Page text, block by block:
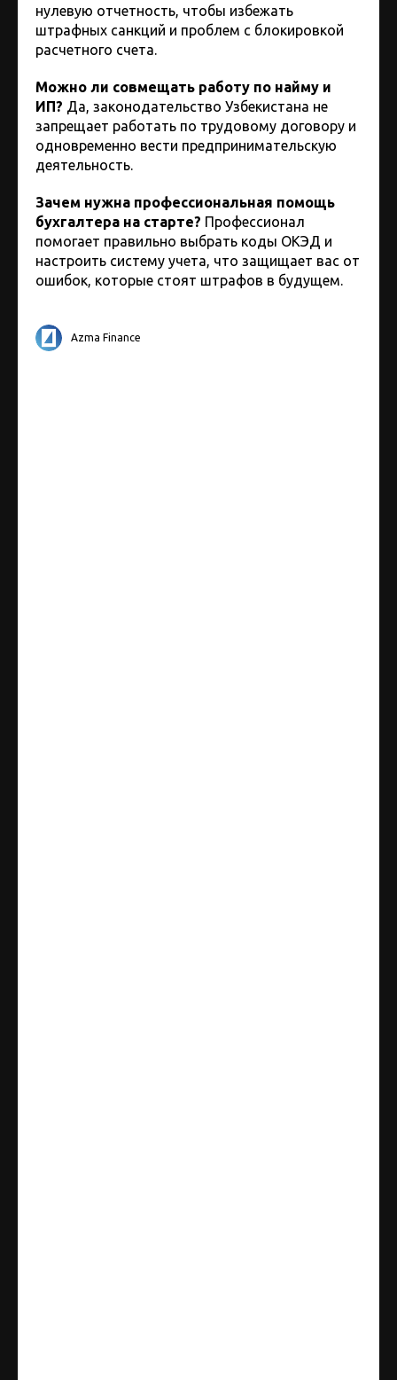
нулевую отчетность, чтобы избежать
штрафных санкций и проблем с блокировкой
расчетного счета.
Можно ли совмещать работу по найму и
ИП? Да, законодательство Узбекистана не
запрещает работать по трудовому договору и
одновременно вести предпринимательскую
деятельность.
Зачем нужна профессиональная помощь
бухгалтера на старте? Профессионал
помогает правильно выбрать коды ОКЭД и
настроить систему учета, что защищает вас от
ошибок, которые стоят штрафов в будущем.
Azma Finance